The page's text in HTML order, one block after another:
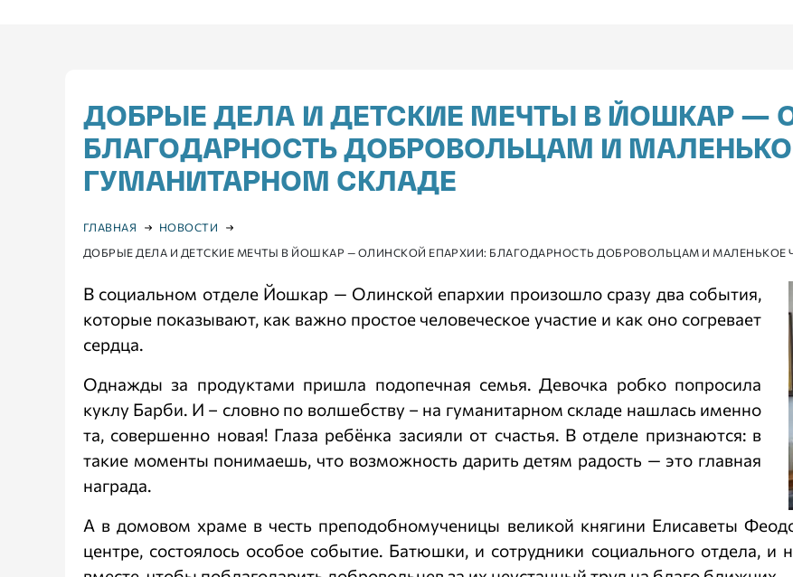
ДОБРЫЕ ДЕЛА И ДЕТСКИЕ МЕЧТЫ В ЙОШКАР —
БЛАГОДАРНОСТЬ ДОБРОВОЛЬЦАМ И
ГУМАНИТАРНОМ СКЛАДЕ
ГЛАВНАЯ
НОВОСТИ
ДОБРЫЕ ДЕЛА И ДЕТСКИЕ МЕЧТЫ В ЙОШКАР — ОЛИНСКОЙ ЕПАРХИИ: БЛАГОДАРНОСТЬ ДОБРОВОЛЬЦАМ И МАЛЕНЬКОЕ
В социальном отделе Йошкар — Олинской епархии произошло сразу два события,
которые показывают, как важно простое человеческое участие и как оно согревает
сердца.
Однажды за продуктами пришла подопечная семья. Девочка робко попросила
куклу Барби. И – словно по волшебству – на гуманитарном складе нашлась именно
та, совершенно новая! Глаза ребёнка засияли от счастья. В отделе признаются: в
такие моменты понимаешь, что возможность дарить детям радость — это главная
награда.
А в домовом храме в честь преподобномученицы великой княгини Елисаветы
центре, состоялось особое событие. Батюшки, и сотрудники социального отдела, и